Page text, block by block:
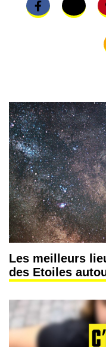
Les meilleurs
des Etoiles